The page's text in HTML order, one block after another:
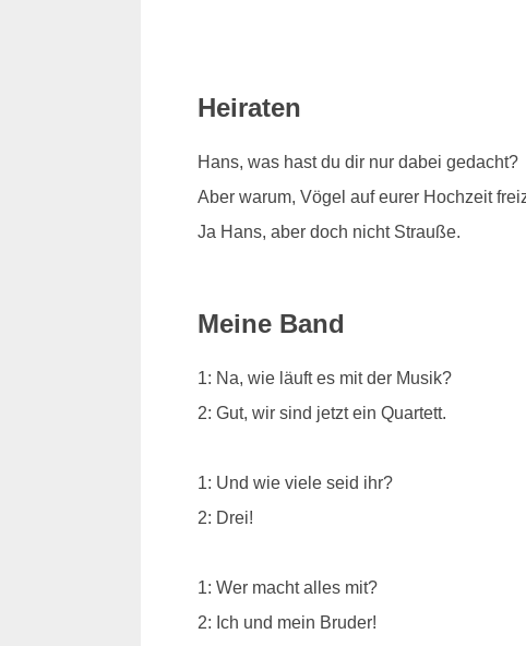
Heiraten
Hans, was hast du dir nur dabei gedacht?
Aber warum, Vögel auf eurer Hochzeit
Ja Hans, aber doch nicht Strauße.
Meine Band
1: Na, wie läuft es mit der Musik?
2: Gut, wir sind jetzt ein Quartett.
1: Und wie viele seid ihr?
2: Drei!
1: Wer macht alles mit?
2: Ich und mein Bruder!